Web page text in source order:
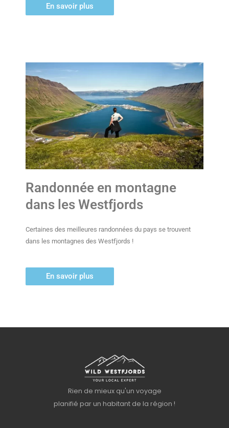
En savoir plus
Randonnée en montagne
dans les Westfjords
Certaines des meilleures randonnées du pays se trouvent
dans les montagnes des Westfjords !
En savoir plus
Rien de mieux qu'un voyage
planifié par un habitant de la région !